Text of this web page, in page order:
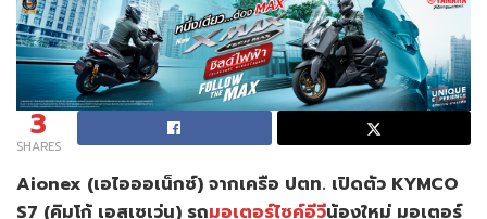
3
SHARES
Aionex (เอไอออเน็กซ์) จากเครือ ปตท. เปิดตัว KYMCO
S7 (คิมโก้ เอสเซเว่น) รถมอเตอร์ไซค์อีวีน้องใหม่ มอเตอร์